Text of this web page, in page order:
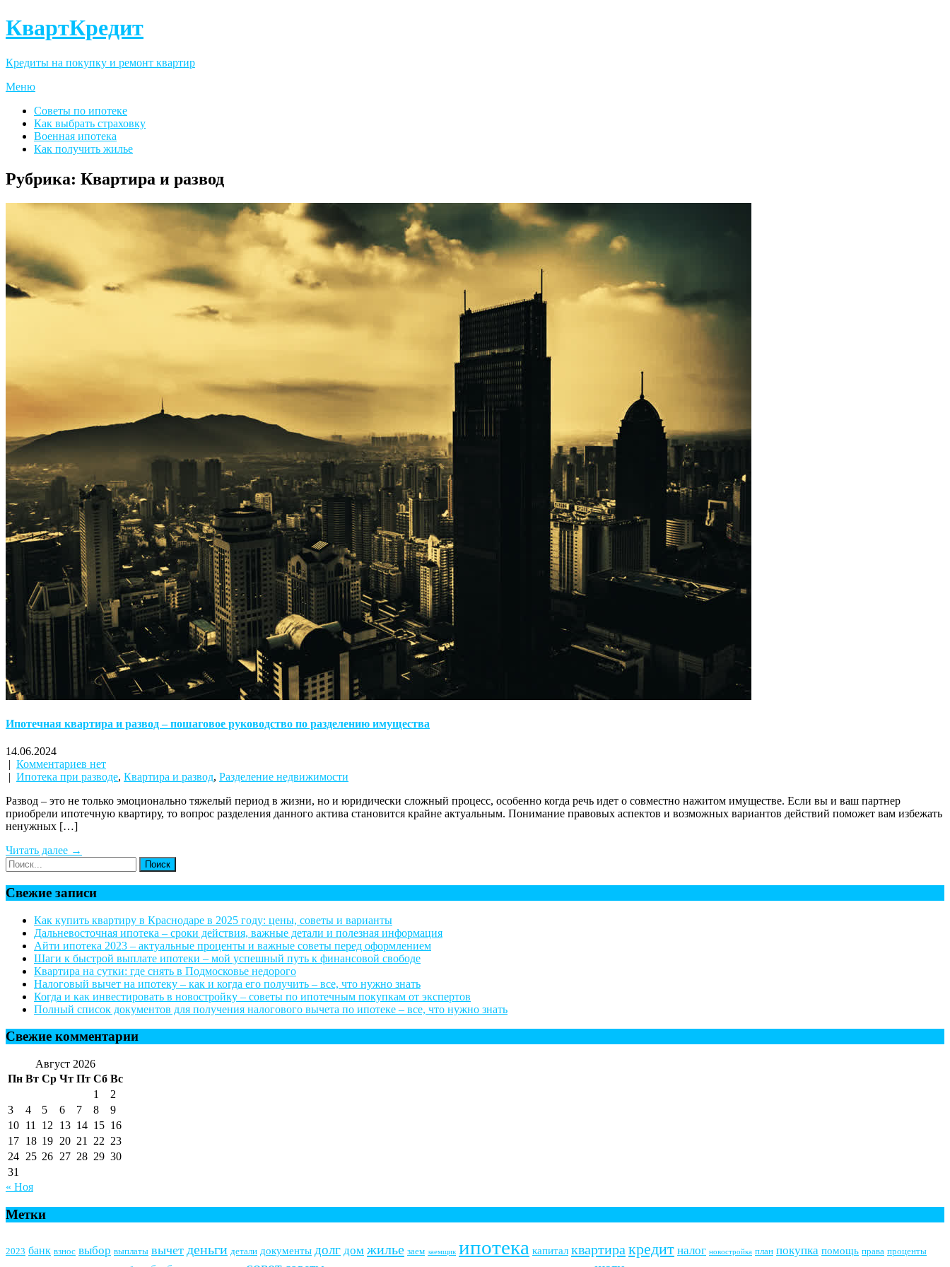
КвартКредит
Кредиты на покупку и ремонт квартир
Меню
Советы по ипотеке
Как выбрать страховку
Военная ипотека
Как получить жилье
Рубрика: Квартира и развод
Ипотечная квартира и развод – пошаговое руководство по разделению имущества
14.06.2024
| Комментариев нет
| Ипотека при разводе, Квартира и развод, Разделение недвижимости
Развод – это не только эмоционально тяжелый период в жизни, но и юридически сложный процесс, особенно когда речь идет о совместно нажитом имуществе. Если вы и ваш партнер
приобрели ипотечную квартиру, то вопрос разделения данного актива становится крайне актуальным. Понимание правовых аспектов и возможных вариантов действий поможет вам избежать
ненужных […]
Читать далее →
Свежие записи
Как купить квартиру в Краснодаре в 2025 году: цены, советы и варианты
Дальневосточная ипотека – сроки действия, важные детали и полезная информация
Айти ипотека 2023 – актуальные проценты и важные советы перед оформлением
Шаги к быстрой выплате ипотеки – мой успешный путь к финансовой свободе
Квартира на сутки: где снять в Подмосковье недорого
Налоговый вычет на ипотеку – как и когда его получить – все, что нужно знать
Когда и как инвестировать в новостройку – советы по ипотечным покупкам от экспертов
Полный список документов для получения налогового вычета по ипотеке – все, что нужно знать
Свежие комментарии
Август 2026
Пн Вт Ср Чт Пт Сб Вс
1
2
3
4 5 6 7 8
9
10 11 12 13 14 15 16
17 18 19 20 21 22 23
24 25 26 27 28 29 30
31
« Ноя
Метки
2023 банк взнос выбор выплаты вычет деньги детали документы долг дом жилье заем заемщик ипотека капитал квартира кредит налог новостройка план покупка помощь права проценты